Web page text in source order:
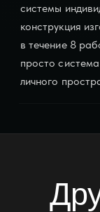
системы
конструкция
в течение 8
просто
личного